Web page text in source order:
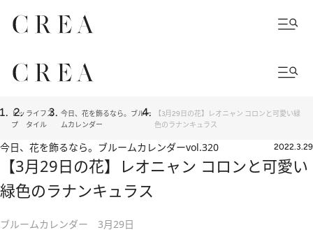
トッ
プ
ライフス
タイル
今日、花を飾るなら。ブルー
ムカレンダー
【3月29日の花】レオニャン コロンと可愛い緑
色のラナンキュラス
今日、花を飾るなら。ブルームカレンダーvol.320 2022.3.29
【3月29日の花】レオニャン コロンと可愛い
緑色のラナンキュラス
ブルームカレンダー 3月29日